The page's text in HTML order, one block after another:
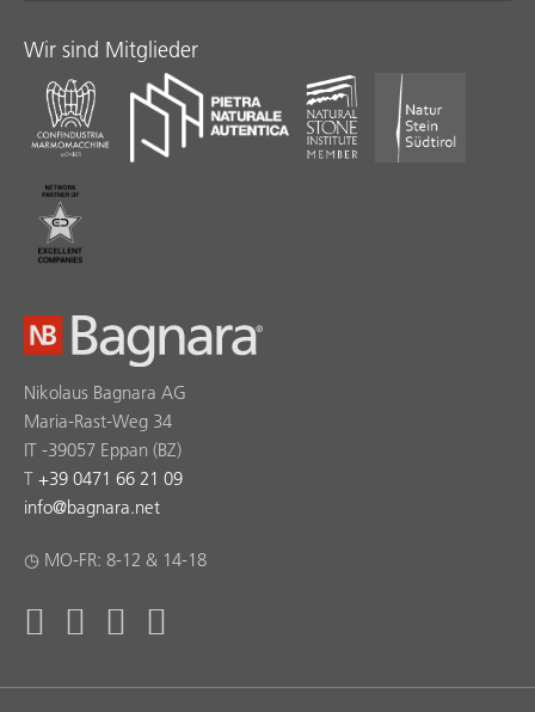
Wir sind Mitglieder
Nikolaus Bagnara AG
Maria-Rast-Weg 34
IT -39057 Eppan (BZ)
T +39 0471 66 21 09
info@bagnara.net
◷ MO-FR: 8-12 & 14-18